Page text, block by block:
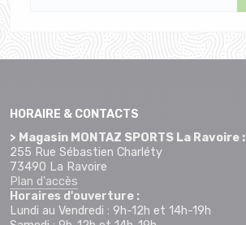
HORAIRE & CONTACTS
> Magasin MONTAZ SPORTS La Ravoire :
255 Rue Sébastien Charléty
73490 La Ravoire
Plan d'accès
Horaires d'ouverture :
Lundi au Vendredi : 9h-12h et 14h-19h